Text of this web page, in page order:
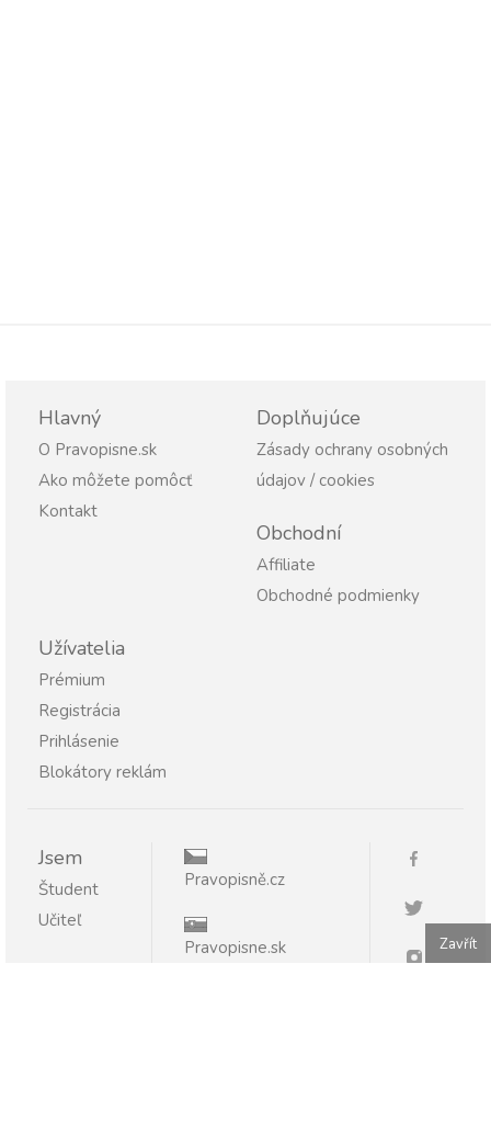
Hlavný
O Pravopisne.sk
Ako môžete pomôcť
Kontakt
Doplňujúce
Zásady ochrany osobných
údajov / cookies
Obchodní
Affiliate
Obchodné podmienky
Užívatelia
Prémium
Registrácia
Prihlásenie
Blokátory reklám
Jsem
Študent
Učiteľ
Pravopisně.cz
Pravopisne.sk Zavřít